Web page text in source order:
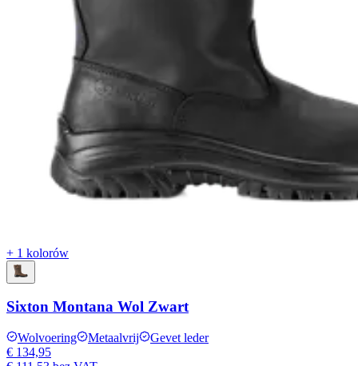
+ 1 kolorów
Sixton Montana Wol Zwart
Wolvoering Metaalvrij
Gevet leder
€ 134,95